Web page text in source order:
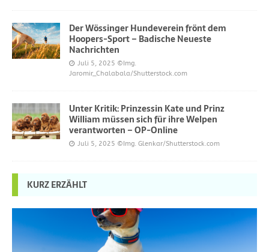
Der Wössinger Hundeverein frönt dem
Hoopers-Sport – Badische Neueste
Nachrichten
Juli 5, 2025 ©Img.
Jaromir_Chalabala/Shutterstock.com
Unter Kritik: Prinzessin Kate und Prinz
William müssen sich für ihre Welpen
verantworten – OP-Online
Juli 5, 2025 ©Img. Glenkar/Shutterstock.com
KURZ ERZÄHLT